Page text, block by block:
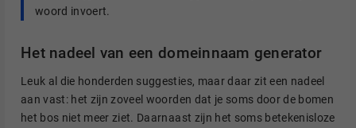
woord invoert.
Het nadeel van een domeinnaam generator
Leuk al die honderden suggesties, maar daar zit een nadeel
aan vast: het zijn zoveel woorden dat je soms door de bomen
het bos niet meer ziet. Daarnaast zijn het soms betekenisloze